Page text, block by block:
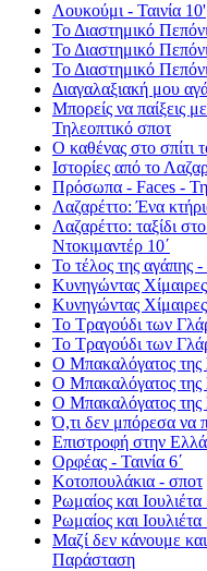
Λουκούμι - Ταινία 10'
Το Διαστημικό
Το Διαστημικό
Το Διαστημικό
Διαγαλαξιακή μου
Μπορείς να παίξεις
Τηλεοπτικό σποτ
Ο καθένας στο σπίτι
Ιστορίες από το
Πρόσωπα - Faces -
Λαζαρέττο: Ένα
Λαζαρέττο: ταξίδι
Ντοκιμαντέρ 10΄
Το τέλος της αγάπης
Κυνηγώντας
Κυνηγώντας
Το Τραγούδι των
Το Τραγούδι των
Ο Μπακαλόγατος της
Ο Μπακαλόγατος της
Ο Μπακαλόγατος της
Ό,τι δεν μπόρεσα να
Επιστροφή στην
Ορφέας - Ταινία 6΄
Κοτοπουλάκια - σποτ
Ρωμαίος και
Ρωμαίος και
Μαζί δεν κάνουμε
Παράσταση